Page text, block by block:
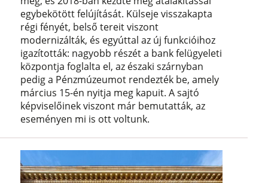
egybekötött felújítását. Külseje visszakapta
régi fényét, belső tereit viszont
modernizálták, és egyúttal az új funkcióihoz
igazították: nagyobb részét a bank felügyeleti
központja foglalta el, az északi szárnyban
pedig a Pénzmúzeumot rendezték be, amely
március 15-én nyitja meg kapuit. A sajtó
képviselőinek viszont már bemutatták, az
eseményen mi is ott voltunk.